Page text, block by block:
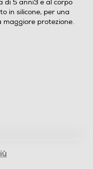
di 5 anni3 e al corpo
in silicone, per una
maggiore protezione.